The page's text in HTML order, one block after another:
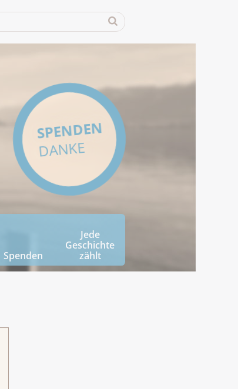
SPENDEN
DANKE
Spenden
Jede
Geschichte
zählt